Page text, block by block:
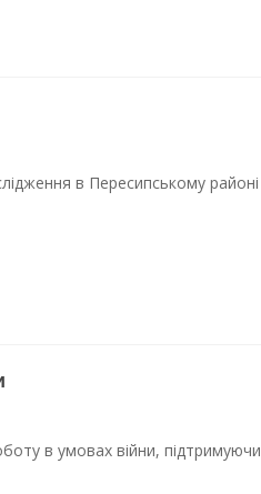
в Пересипському районі
в умовах війни, підтримуючи